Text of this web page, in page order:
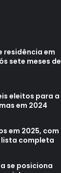
residência em
sete meses de
eleitos para a
em 2024
em 2025, com
lista completa
se posiciona